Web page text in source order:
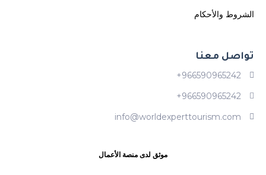
الشروط والأحكام
تواصل معنا
966590965242+
966590965242+
info@worldexperttourism.com
موثق لدى منصة الأعمال